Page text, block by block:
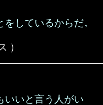
しているからだ。
）
いいと言う人がい